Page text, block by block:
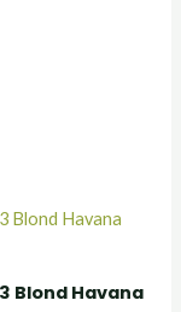
Blond Havana